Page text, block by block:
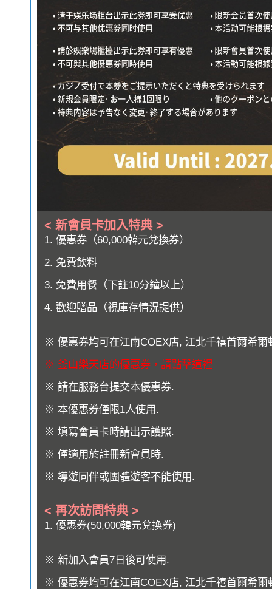
< 新會員卡加入特典 >
1. 優惠券（60,000韓元兌換券）
2. 免費飲料
3. 免費用餐（下註10分鐘以上）
4. 歡迎贈品（視庫存情況提供）
※ 優惠券均可在江南COEX店, 江北千禧首爾希爾
※ 釜山樂天店的優惠券，請點擊這裡
※ 請在服務台提交本優惠券.
※ 本優惠券僅限1人使用.
※ 填寫會員卡時請出示護照.
※ 僅適用於註冊新會員時.
※ 導遊同伴或團體遊客不能使用.
< 再次訪問特典 >
1. 優惠券(50,000韓元兌換券)
※ 新加入會員7日後可使用.
※ 優惠券均可在江南COEX店, 江北千禧首爾希爾